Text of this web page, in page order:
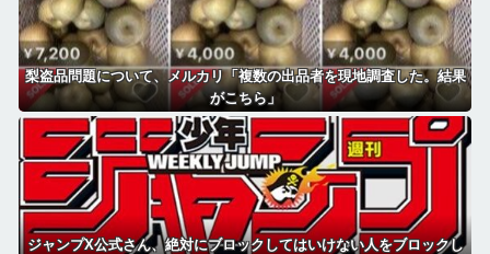
梨盗品問題について、メルカリ「複数の出品者を現地調査した。結果
がこちら」
ジャンプX公式さん、絶対にブロックしてはいけない人をブロックし